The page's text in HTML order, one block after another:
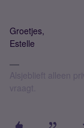
Groetjes,
Estelle
Alsjeblieft alleen
vraagt.